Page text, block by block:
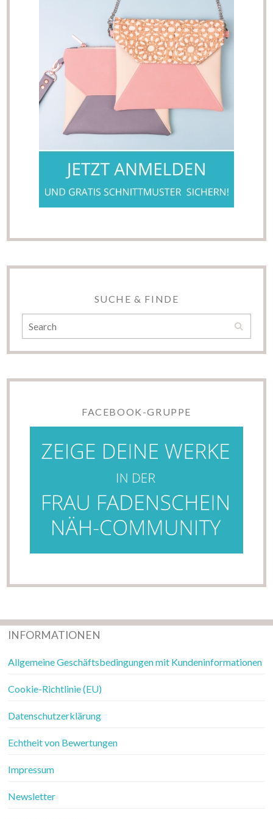
SUCHE & FINDE
FACEBOOK-GRUPPE
INFORMATIONEN
Allgemeine Geschäftsbedingungen mit Kundeninformationen
Cookie-Richtlinie (EU)
Datenschutzerklärung
Echtheit von Bewertungen
Impressum
Newsletter